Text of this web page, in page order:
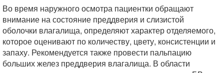
Во время наружного осмотра пациентки обращают
внимание на состояние преддверия и слизистой
оболочки влагалища, определяют характер отделяемого,
которое оценивают по количеству, цвету, консистенции и
запаху. Рекомендуется также провести пальпацию
больших желез преддверия влагалища. В области